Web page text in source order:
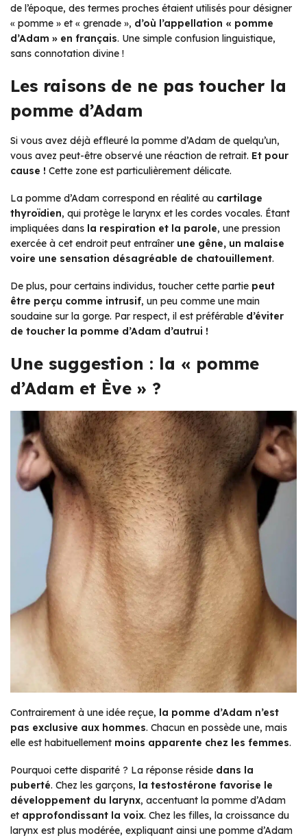
de l’époque, des termes proches étaient utilisés pour désigner
« pomme » et « grenade », d’où l’appellation « pomme
d’Adam » en français. Une simple confusion linguistique,
sans connotation divine !
Les raisons de ne pas toucher la
pomme d’Adam
Si vous avez déjà effleuré la pomme d’Adam de quelqu’un,
vous avez peut-être observé une réaction de retrait. Et pour
cause ! Cette zone est particulièrement délicate.
La pomme d’Adam correspond en réalité au cartilage
thyroïdien, qui protège le larynx et les cordes vocales. Étant
impliquées dans la respiration et la parole, une pression
exercée à cet endroit peut entraîner une gêne, un malaise
voire une sensation désagréable de chatouillement.
De plus, pour certains individus, toucher cette partie peut
être perçu comme intrusif, un peu comme une main
soudaine sur la gorge. Par respect, il est préférable d’éviter
de toucher la pomme d’Adam d’autrui !
Une suggestion : la « pomme
d’Adam et Ève » ?
Contrairement à une idée reçue, la pomme d’Adam n’est
pas exclusive aux hommes. Chacun en possède une, mais
elle est habituellement moins apparente chez les femmes.
Pourquoi cette disparité ? La réponse réside dans la
puberté. Chez les garçons, la testostérone favorise le
développement du larynx, accentuant la pomme d’Adam
et approfondissant la voix. Chez les filles, la croissance du
larynx est plus modérée, expliquant ainsi une pomme d’Adam